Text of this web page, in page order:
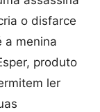
o disfarce
a menina
produto
ler